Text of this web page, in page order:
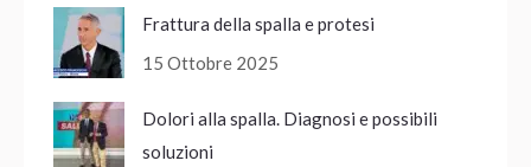
Frattura della spalla e protesi
15 Ottobre 2025
Dolori alla spalla. Diagnosi e possibili
soluzioni